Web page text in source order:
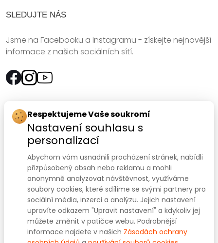
SLEDUJTE NÁS
Jsme na Facebooku a Instagramu - získejte nejnovější
informace z našich sociálních sítí.
Rychlý kontakt:
SANOMED, spol. s r.o.
Palackého třída 240/75
612 00 Brno-Královo Pole
Prodejna:+420 541 422 911,+420 541 422 912
e-mail:prodejna@sanomed.cz
E-shop:+420 739 079 275
Respektujeme Vaše soukromí
Nastavení souhlasu s
personalizací
Abychom vám usnadnili procházení stránek, nabídli
přizpůsobený obsah nebo reklamu a mohli
anonymně analyzovat návštěvnost, využíváme
soubory cookies, které sdílíme se svými partnery pro
sociální média, inzerci a analýzu. Jejich nastavení
upravíte odkazem "Upravit nastavení" a kdykoliv jej
můžete změnit v patičce webu. Podrobnější
informace najdete v našich Zásadách ochrany